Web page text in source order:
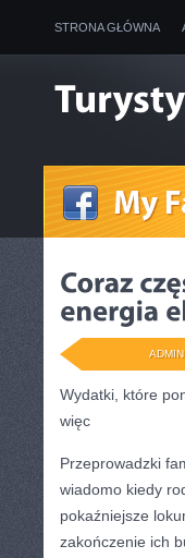
STRONA GŁÓWNA
ADMIN
Wydatki, które
więc
Przeprowadzki
wiadomo kiedy
pokaźniejsze
zakończenie ich